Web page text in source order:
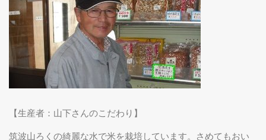
加工品
野菜・草花の苗
【生産者：山下さんのこだわり】
筑波山ろくの綺麗な水で米を栽培しています。さめてもおい